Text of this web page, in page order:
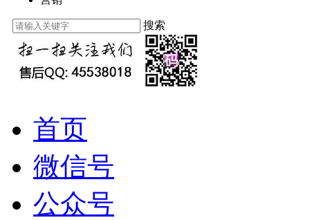
搜索
首页
微信号
公众号